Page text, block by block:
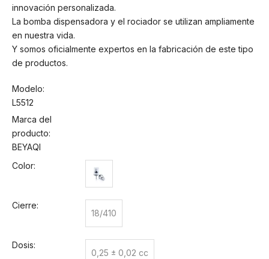
innovación personalizada.
La bomba dispensadora y el rociador se utilizan ampliamente
en nuestra vida.
Y somos oficialmente expertos en la fabricación de este tipo
de productos.
Modelo:
L5512
Marca del
producto:
BEYAQI
Color:
Cierre:
18/410
Dosis:
0,25 ± 0,02 cc